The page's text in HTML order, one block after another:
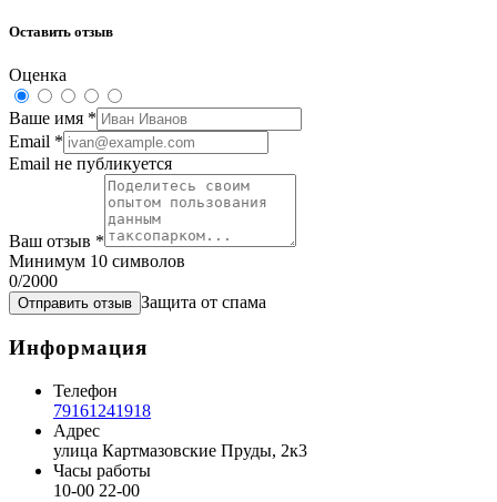
Оставить отзыв
Оценка
Ваше имя *
Email *
Email не публикуется
Ваш отзыв *
Минимум 10 символов
0/2000
Отправить отзыв Защита от спама
Информация
Телефон
79161241918
Адрес
улица Картмазовские Пруды, 2к3
Часы работы
10-00 22-00